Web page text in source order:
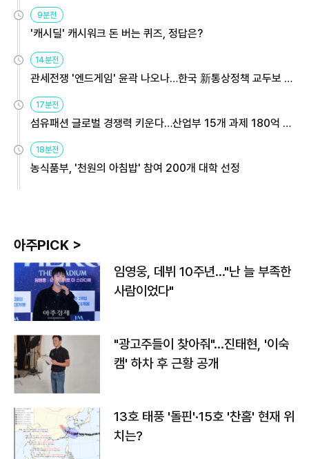
9분전
'캐시딜' 캐시워크 돈 버는 퀴즈, 정답은?
14분전
관세전쟁 '엔드게임' 윤곽 나오나…한국 新통상정책 교두보 활
용해야
17분전
섬유패션 글로벌 경쟁력 키운다…산업부 15개 과제 180억 지
원
18분전
농식품부, '천원의 아침밥' 참여 200개 대학 선정
아주PICK >
임영웅, 데뷔 10주년…"난 늘 부족한
사람이었다"
"광고주들이 찾아줘"…진태현, '이숙
캠' 하차 후 근황 공개
13호 태풍 '돌핀'·15호 '찬홈' 현재 위
치는?